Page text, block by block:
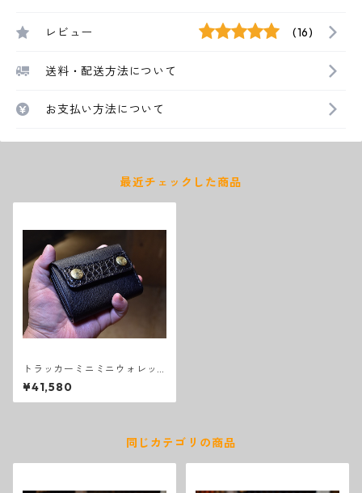
レビュー (16)
送料・配送方法について
お支払い方法について
最近チェックした商品
トラッカーミニミニウォレッ
ト シボ×スモールクロコダイル
(ブラック)
¥41,580
同じカテゴリの商品